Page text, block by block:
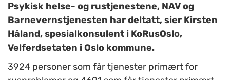
Psykisk helse- og rustjenestene, NAV og
Barnevernstjenesten har deltatt, sier Kirsten
Håland, spesialkonsulent i KoRusOslo,
Velferdsetaten i Oslo kommune.
3924 personer som får tjenester primært for